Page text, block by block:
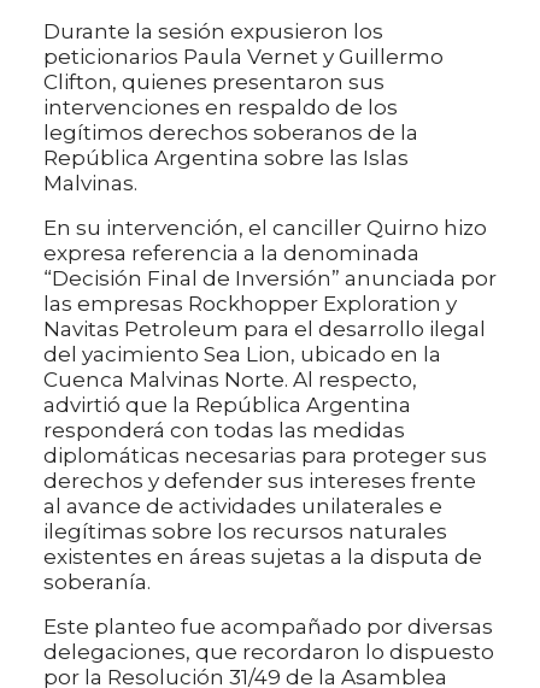
Durante la sesión expusieron los
peticionarios Paula Vernet y Guillermo
Clifton, quienes presentaron sus
intervenciones en respaldo de los
legítimos derechos soberanos de la
República Argentina sobre las Islas
Malvinas.
En su intervención, el canciller Quirno hizo
expresa referencia a la denominada
“Decisión Final de Inversión” anunciada por
las empresas Rockhopper Exploration y
Navitas Petroleum para el desarrollo ilegal
del yacimiento Sea Lion, ubicado en la
Cuenca Malvinas Norte. Al respecto,
advirtió que la República Argentina
responderá con todas las medidas
diplomáticas necesarias para proteger sus
derechos y defender sus intereses frente
al avance de actividades unilaterales e
ilegítimas sobre los recursos naturales
existentes en áreas sujetas a la disputa de
soberanía.
Este planteo fue acompañado por diversas
delegaciones, que recordaron lo dispuesto
por la Resolución 31/49 de la Asamblea